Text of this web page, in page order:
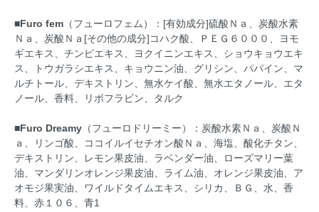
■Furo fem （フューロフェム）：[有効成分]硫酸Ｎａ、炭酸水素
Ｎａ、炭酸Ｎａ[その他の成分]コハク酸、ＰＥＧ６０００、ヨモ
ギエキス、チンピエキス、ヨクイニンエキス、ショウキョウエキ
ス、トウガラシエキス、キョウニン油、グリシン、パパイン、マ
ルチトール、デキストリン、無水ケイ酸、無水エタノール、エタ
ノール、香料、リボフラビン、タルク
■Furo Dreamy （フューロドリーミー）：炭酸水素Ｎａ、炭酸Ｎ
ａ、リンゴ酸、ココイルイセチオン酸Ｎａ、海塩、酸化チタン、
デキストリン、レモン果皮油、ラベンダー油、ローズマリー葉
油、マンダリンオレンジ果皮油、ライム油、オレンジ果皮油、ア
オモジ果実油、ワイルドタイムエキス、シリカ、ＢＧ、水、香
料、赤１０６、青1